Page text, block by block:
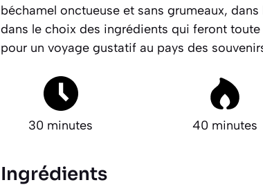
béchamel onctueuse et sans grumeaux,
dans le choix des ingrédients qui feront toute
pour un voyage gustatif au pays des
30 minutes 40 minutes
Ingrédients